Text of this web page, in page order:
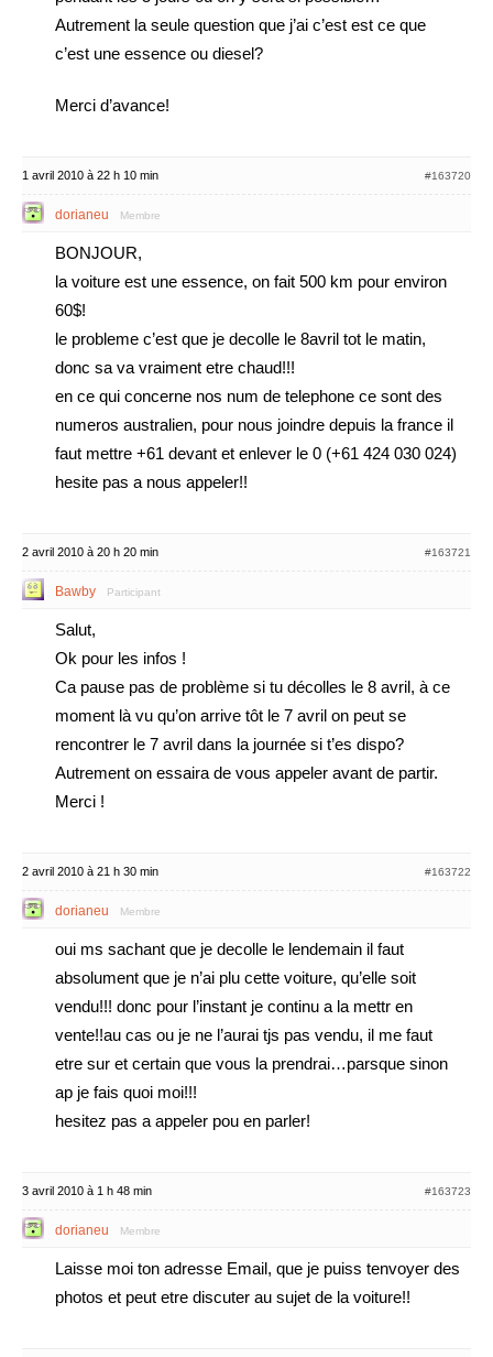
Autrement la seule question que j’ai c’est est ce que
c’est une essence ou diesel?
Merci d’avance!
1 avril 2010 à 22 h 10 min #163720
dorianeu Membre
BONJOUR,
la voiture est une essence, on fait 500 km pour environ
60$!
le probleme c’est que je decolle le 8avril tot le matin,
donc sa va vraiment etre chaud!!!
en ce qui concerne nos num de telephone ce sont des
numeros australien, pour nous joindre depuis la france il
faut mettre +61 devant et enlever le 0 (+61 424 030 024)
hesite pas a nous appeler!!
2 avril 2010 à 20 h 20 min #163721
Bawby Participant
Salut,
Ok pour les infos !
Ca pause pas de problème si tu décolles le 8 avril, à ce
moment là vu qu’on arrive tôt le 7 avril on peut se
rencontrer le 7 avril dans la journée si t’es dispo?
Autrement on essaira de vous appeler avant de partir.
Merci !
2 avril 2010 à 21 h 30 min #163722
dorianeu Membre
oui ms sachant que je decolle le lendemain il faut
absolument que je n’ai plu cette voiture, qu’elle soit
vendu!!! donc pour l’instant je continu a la mettr en
vente!!au cas ou je ne l’aurai tjs pas vendu, il me faut
etre sur et certain que vous la prendrai…parsque sinon
ap je fais quoi moi!!!
hesitez pas a appeler pou en parler!
3 avril 2010 à 1 h 48 min #163723
dorianeu Membre
Laisse moi ton adresse Email, que je puiss tenvoyer des
photos et peut etre discuter au sujet de la voiture!!